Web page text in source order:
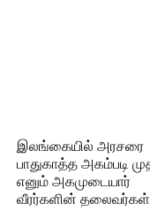
இலங்கையில் அரசரை
பாதுகாத்த அகம்படி
எனும் அகமுடையார்
வீரர்களின்